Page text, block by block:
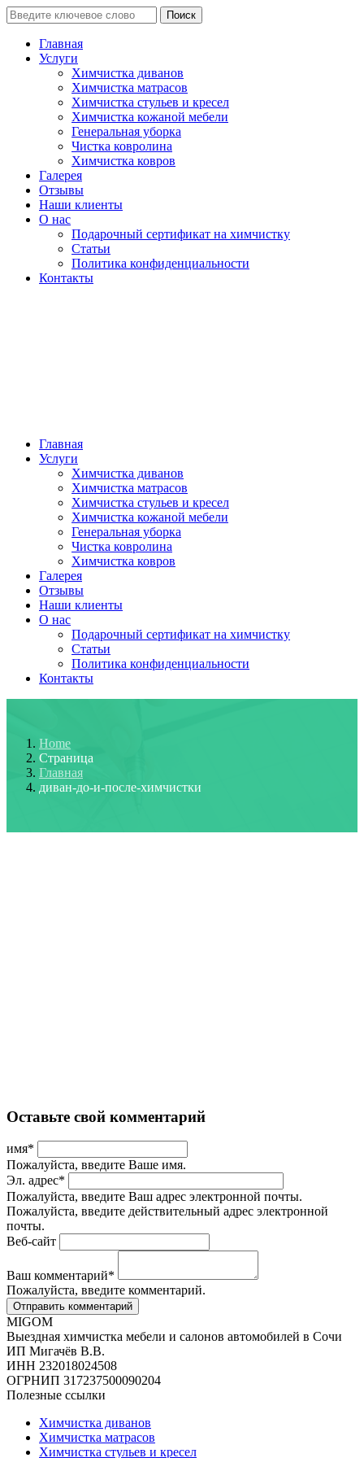
Поиск
Главная
Услуги
Химчистка диванов
Химчистка матрасов
Химчистка стульев и кресел
Химчистка кожаной мебели
Генеральная уборка
Чистка ковролина
Химчистка ковров
Галерея
Отзывы
Наши клиенты
О нас
Подарочный сертификат на химчистку
Статьи
Политика конфиденциальности
Контакты
Главная
Услуги
Химчистка диванов
Химчистка матрасов
Химчистка стульев и кресел
Химчистка кожаной мебели
Генеральная уборка
Чистка ковролина
Химчистка ковров
Галерея
Отзывы
Наши клиенты
О нас
Подарочный сертификат на химчистку
Статьи
Политика конфиденциальности
Контакты
Home
Страница
Главная
диван-до-и-после-химчистки
Оставьте свой комментарий
имя*
Пожалуйста, введите Ваше имя.
Эл. адрес*
Пожалуйста, введите Ваш адрес электронной почты.
Пожалуйста, введите действительный адрес электронной
почты.
Веб-сайт
Ваш комментарий*
Пожалуйста, введите комментарий.
MIGOM
Выездная химчистка мебели и салонов автомобилей в Сочи
ИП Мигачёв В.В.
ИНН 232018024508
ОГРНИП 317237500090204
Полезные ссылки
Химчистка диванов
Химчистка матрасов
Химчистка стульев и кресел